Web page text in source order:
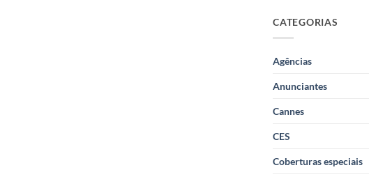
CATEGORIAS
Agências
Anunciantes
Cannes
CES
Coberturas especiais